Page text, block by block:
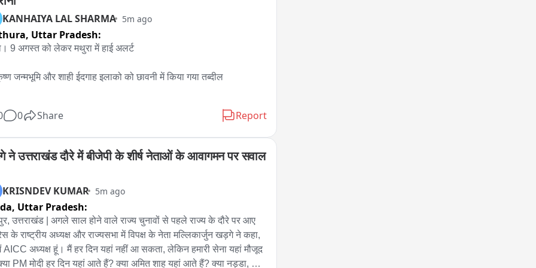
की हुई मौत से घर में मचा कोहराम,
के कुठौंद थाना क्षेत्र के बावली गांव की घटना。
KANHAIYA LAL SHARMA 5m ago
Uttar Pradesh:
9 अगस्त को लेकर मथुरा में हाई अलर्ट
जन्मभूमि और शाही ईदगाह इलाको को छावनी में किया गया तब्दील
ईदगाह पर कार सेवा को जाने का कर रही थी प्रयास
ईदगाह के गेट पर भारी मात्रा में पुलिस बल तैनात
,ड्रोन कैमरे से रखी जा रही है नजर
0 Share Report
ने उत्तराखंड दौरे में बीजेपी के शीर्ष नेताओं के आवागमन पर सवाल
KRISNDEV KUMAR 5m ago
Uttar Pradesh:
उत्तराखंड | अगले साल होने वाले राज्य चुनावों से पहले राज्य के दौरे पर आए
के राष्ट्रीय अध्यक्ष और राज्यसभा में विपक्ष के नेता मल्लिकार्जुन खड़गे ने कहा,
AICC अध्यक्ष हूं। मैं हर दिन यहां नहीं आ सकता, लेकिन हमारी सेना यहां मौजूद
PM मोदी हर दिन यहां आते हैं? क्या अमित शाह यहां आते हैं? क्या नड्डा, जो